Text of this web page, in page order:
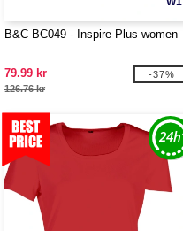
B&C BC049 - Inspire Plus women
79.99 kr
126.76 kr
-37%